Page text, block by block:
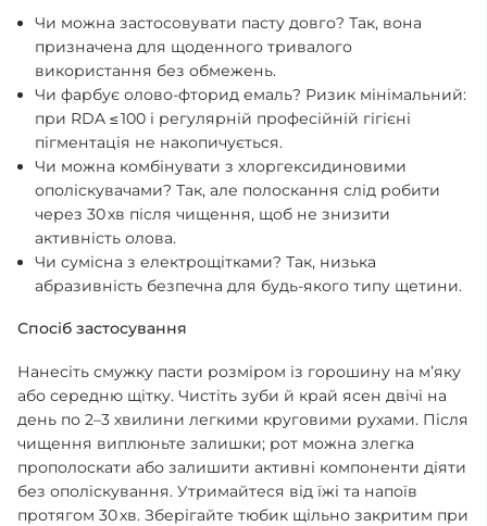
Чи можна застосовувати пасту довго? Так, вона
призначена для щоденного тривалого
використання без обмежень.
Чи фарбує олово-фторид емаль? Ризик мінімальний:
при RDA ≤ 100 і регулярній професійній гігієні
пігментація не накопичується.
Чи можна комбінувати з хлоргексидиновими
ополіскувачами? Так, але полоскання слід робити
через 30 хв після чищення, щоб не знизити
активність олова.
Чи сумісна з електрощітками? Так, низька
абразивність безпечна для будь‑якого типу щетини.
Спосіб застосування
Нанесіть смужку пасти розміром із горошину на м’яку
або середню щітку. Чистіть зуби й край ясен двічі на
день по 2–3 хвилини легкими круговими рухами. Після
чищення виплюньте залишки; рот можна злегка
прополоскати або залишити активні компоненти діяти
без ополіскування. Утримайтеся від їжі та напоїв
протягом 30 хв. Зберігайте тюбик щільно закритим при